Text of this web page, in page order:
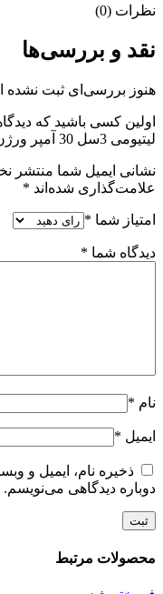
نظرات (0)
نقد و بررسی‌ها
هنوز بررسی‌ای ثبت
اولین کسی باشید که
لیتیومی 3سل 30 آمپر ورژن 1”
نشانی ایمیل شما منتشر
علامت‌گذاری شده‌اند *
امتیاز شما *
دیدگاه شما *
نام *
ایمیل *
ذخیره نام، ایمیل و
دوباره دیدگاهی می‌نویسم.
محصولات مرتبط